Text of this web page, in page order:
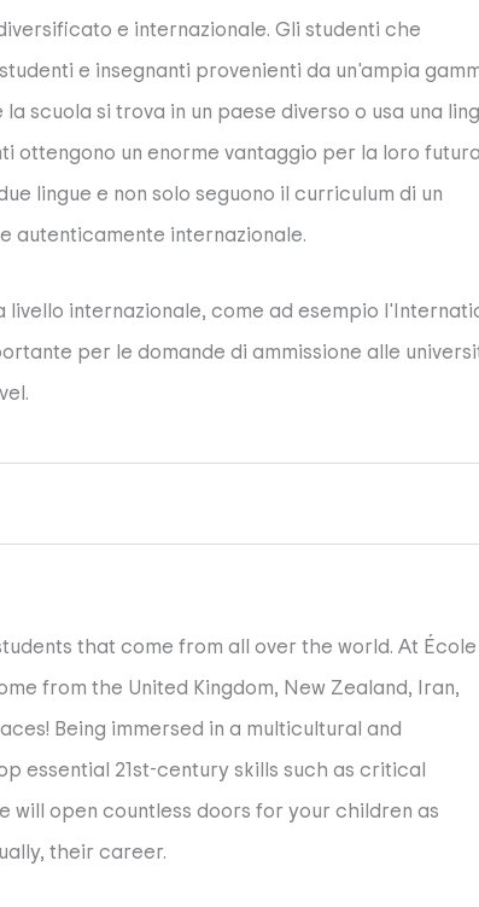
e internazionale. Gli studenti che
e insegnanti provenienti da un'ampia
scuola si trova in un paese diverso o usa una
ottengono un enorme vantaggio per la loro futura
lingue e non solo seguono il curriculum di un
autenticamente internazionale.
internazionale, come ad esempio
per le domande di ammissione alle
that come from all over the world. At École
from the United Kingdom, New Zealand, Iran,
Being immersed in a multicultural and
essential 21st-century skills such as critical
will open countless doors for your children as
their career.